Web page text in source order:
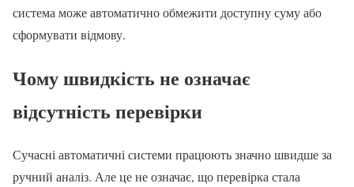
система може автоматично обмежити доступну суму або
сформувати відмову.
Чому швидкість не означає
відсутність перевірки
Сучасні автоматичні системи працюють значно швидше за
ручний аналіз. Але це не означає, що перевірка стала